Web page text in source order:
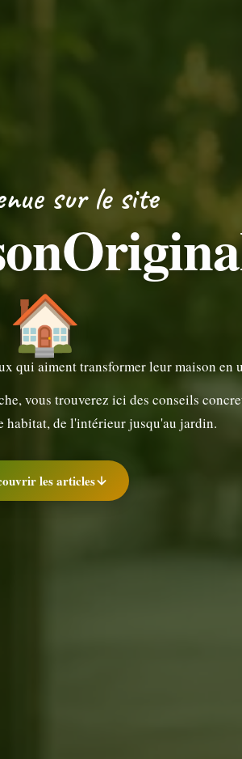
sur le site
🏠
qui aiment transformer leur maison en
vous trouverez ici des conseils
habitat, de l'intérieur jusqu'au jardin.
les articles